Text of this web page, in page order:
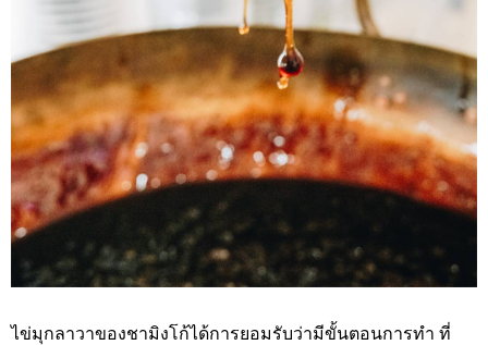
ไข่มุกลาวาของชามิงโก้ได้การยอมรับว่ามีขั้นตอนการทํา ที่